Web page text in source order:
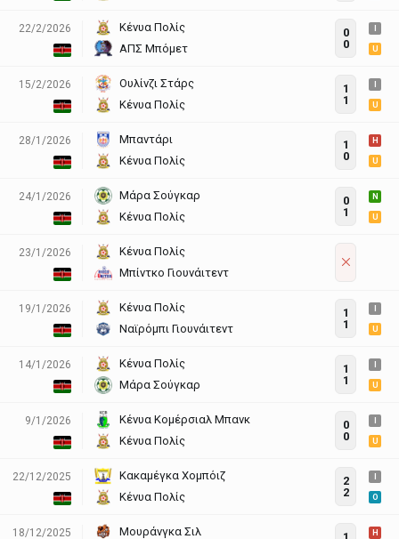
22/2/2026
Κένυα Πολίς
ΑΠΣ Μπόμετ
0
0
U
15/2/2026
Ουλίνζι Στάρς
Κένυα Πολίς
1
1
U
28/1/2026
Μπαντάρι
Κένυα Πολίς
1
0
H
U
24/1/2026
Μάρα Σούγκαρ
Κένυα Πολίς
0
1
N
U
23/1/2026
Κένυα Πολίς
Μπίντκο Γιουνάιτεντ
19/1/2026
Κένυα Πολίς
Ναϊρόμπι Γιουνάιτεντ
1
1
U
14/1/2026
Κένυα Πολίς
Μάρα Σούγκαρ
1
1
U
9/1/2026
Κένυα Κομέρσιαλ Μπανκ
Κένυα Πολίς
0
0
U
22/12/2025
Κακαμέγκα Χομπόιζ
Κένυα Πολίς
2
2
O
18/12/2025 Μουράνγκα Σιλ H